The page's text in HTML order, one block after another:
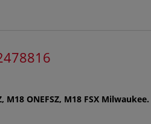
ONEFSZ, M18 FSX Milwaukee.